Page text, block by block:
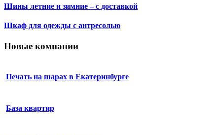
Шины летние и зимние – с доставкой
Шкаф для одежды с антресолью
Новые компании
Печать на шарах в Екатеринбурге
База квартир